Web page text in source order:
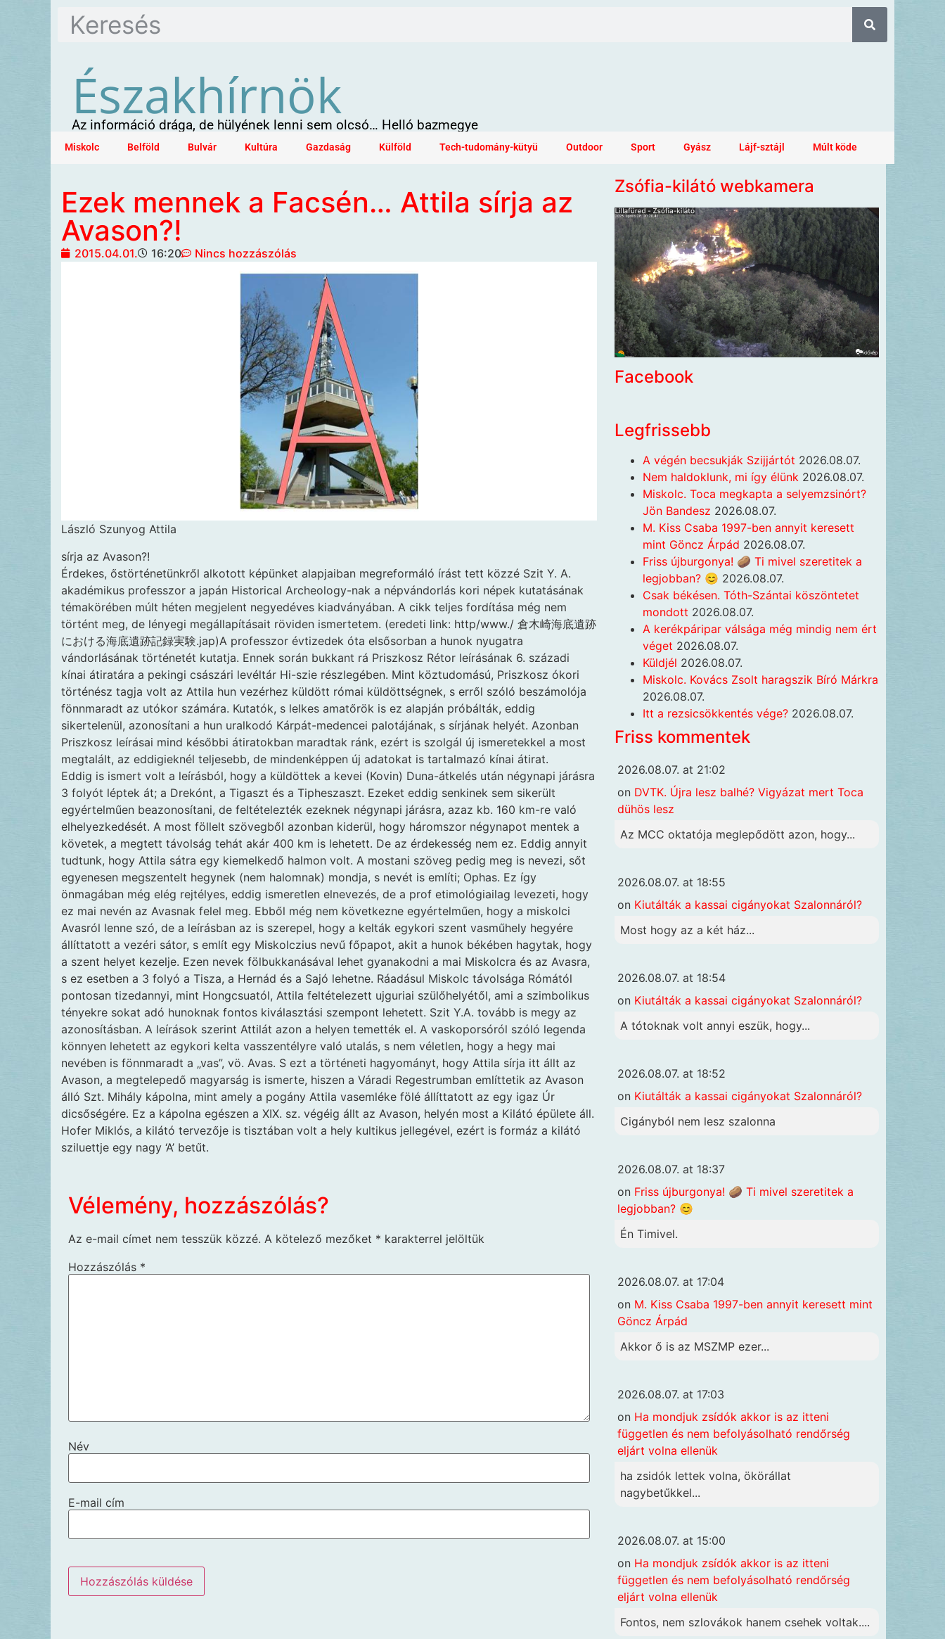
Északhírnök
Az információ drága, de hülyének lenni sem olcsó… Helló bazmegye
Miskolc Belföld Bulvár Kultúra Gazdaság Külföld Tech-tudomány-kütyü Outdoor Sport Gyász Lájf-sztájl Múlt köde
Ezek mennek a Facsén… Attila sírja az
Avason?!
2015.04.01. 16:20 Nincs hozzászólás
László Szunyog Attila
sírja az Avason?!
Érdekes, őstörténetünkről alkotott képünket alapjaiban megreformáló írást tett közzé Szit Y. A.
akadémikus professzor a japán Historical Archeology-nak a népvándorlás kori népek kutatásának
témakörében múlt héten megjelent negyedéves kiadványában. A cikk teljes fordítása még nem
történt meg, de lényegi megállapításait röviden ismertetem. (eredeti link: http/www./ 倉木崎海底遺跡
における海底遺跡記録実験.jap)A professzor évtizedek óta elsősorban a hunok nyugatra
vándorlásának történetét kutatja. Ennek során bukkant rá Priszkosz Rétor leírásának 6. századi
kínai átiratára a pekingi császári levéltár Hi-szie részlegében. Mint köztudomású, Priszkosz ókori
történész tagja volt az Attila hun vezérhez küldött római küldöttségnek, s erről szóló beszámolója
fönnmaradt az utókor számára. Kutatók, s lelkes amatőrök is ez alapján próbálták, eddig
sikertelenül, azonosítani a hun uralkodó Kárpát-medencei palotájának, s sírjának helyét. Azonban
Priszkosz leírásai mind későbbi átiratokban maradtak ránk, ezért is szolgál új ismeretekkel a most
megtalált, az eddigieknél teljesebb, de mindenképpen új adatokat is tartalmazó kínai átirat.
Eddig is ismert volt a leírásból, hogy a küldöttek a kevei (Kovin) Duna-átkelés után négynapi járásra
3 folyót léptek át; a Drekónt, a Tigaszt és a Tipheszaszt. Ezeket eddig senkinek sem sikerült
egyértelműen beazonosítani, de feltételezték ezeknek négynapi járásra, azaz kb. 160 km-re való
elhelyezkedését. A most föllelt szövegből azonban kiderül, hogy háromszor négynapot mentek a
követek, a megtett távolság tehát akár 400 km is lehetett. De az érdekesség nem ez. Eddig annyit
tudtunk, hogy Attila sátra egy kiemelkedő halmon volt. A mostani szöveg pedig meg is nevezi, sőt
egyenesen megszentelt hegynek (nem halomnak) mondja, s nevét is említi; Ophas. Ez így
önmagában még elég rejtélyes, eddig ismeretlen elnevezés, de a prof etimológiailag levezeti, hogy
ez mai nevén az Avasnak felel meg. Ebből még nem következne egyértelműen, hogy a miskolci
Avasról lenne szó, de a leírásban az is szerepel, hogy a kelták egykori szent vasműhely hegyére
állíttatott a vezéri sátor, s említ egy Miskolczius nevű főpapot, akit a hunok békében hagytak, hogy
a szent helyet kezelje. Ezen nevek fölbukkanásával lehet gyanakodni a mai Miskolcra és az Avasra,
s ez esetben a 3 folyó a Tisza, a Hernád és a Sajó lehetne. Ráadásul Miskolc távolsága Rómától
pontosan tizedannyi, mint Hongcsuatól, Attila feltételezett ujguriai szülőhelyétől, ami a szimbolikus
tényekre sokat adó hunoknak fontos kiválasztási szempont lehetett. Szit Y.A. tovább is megy az
azonosításban. A leírások szerint Attilát azon a helyen temették el. A vaskoporsóról szóló legenda
könnyen lehetett az egykori kelta vasszentélyre való utalás, s nem véletlen, hogy a hegy mai
nevében is fönnmaradt a „vas”, vö. Avas. S ezt a történeti hagyományt, hogy Attila sírja itt állt az
Avason, a megtelepedő magyarság is ismerte, hiszen a Váradi Regestrumban említtetik az Avason
álló Szt. Mihály kápolna, mint amely a pogány Attila vasemléke fölé állíttatott az egy igaz Úr
dicsőségére. Ez a kápolna egészen a XIX. sz. végéig állt az Avason, helyén most a Kilátó épülete áll.
Hofer Miklós, a kilátó tervezője is tisztában volt a hely kultikus jellegével, ezért is formáz a kilátó
sziluettje egy nagy ‘A’ betűt.
Vélemény, hozzászólás?
Az e-mail címet nem tesszük közzé. A kötelező mezőket * karakterrel jelöltük
Hozzászólás *
Név
E-mail cím
Zsófia-kilátó webkamera
Facebook
Legfrissebb
A végén becsukják Szijjártót 2026.08.07.
Nem haldoklunk, mi így élünk 2026.08.07.
Miskolc. Toca megkapta a selyemzsinórt?
Jön Bandesz 2026.08.07.
M. Kiss Csaba 1997-ben annyit keresett
mint Göncz Árpád 2026.08.07.
Friss újburgonya! 🥔 Ti mivel szeretitek a
legjobban? 😊 2026.08.07.
Csak békésen. Tóth-Szántai köszöntetet
mondott 2026.08.07.
A kerékpáripar válsága még mindig nem ért
véget 2026.08.07.
Küldjél 2026.08.07.
Miskolc. Kovács Zsolt haragszik Bíró Márkra
2026.08.07.
Itt a rezsicsökkentés vége? 2026.08.07.
Friss kommentek
2026.08.07. at 21:02
on DVTK. Újra lesz balhé? Vigyázat mert Toca
dühös lesz
Az MCC oktatója meglepődött azon, hogy...
2026.08.07. at 18:55
on Kiutálták a kassai cigányokat Szalonnáról?
Most hogy az a két ház...
2026.08.07. at 18:54
on Kiutálták a kassai cigányokat Szalonnáról?
A tótoknak volt annyi eszük, hogy...
2026.08.07. at 18:52
on Kiutálták a kassai cigányokat Szalonnáról?
Cigányból nem lesz szalonna
2026.08.07. at 18:37
on Friss újburgonya! 🥔 Ti mivel szeretitek a
legjobban? 😊
Én Timivel.
2026.08.07. at 17:04
on M. Kiss Csaba 1997-ben annyit keresett mint
Göncz Árpád
Akkor ő is az MSZMP ezer...
2026.08.07. at 17:03
on Ha mondjuk zsídók akkor is az itteni
független és nem befolyásolható rendőrség
eljárt volna ellenük
ha zsidók lettek volna, ökörállat
nagybetűkkel...
2026.08.07. at 15:00
on Ha mondjuk zsídók akkor is az itteni
független és nem befolyásolható rendőrség
eljárt volna ellenük
Fontos, nem szlovákok hanem csehek voltak....